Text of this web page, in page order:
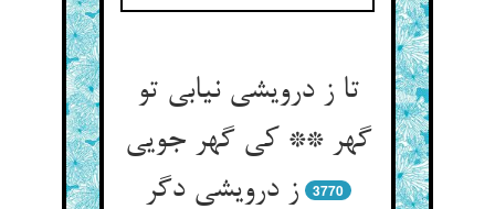
تا ز درویشی نیابی تو
گهر ** کی گهر جویی
ز درویشی دگر
3770